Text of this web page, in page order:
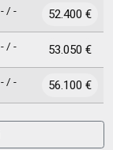
- / - 52.400 €
- / - 53.050 €
- / - 56.100 €